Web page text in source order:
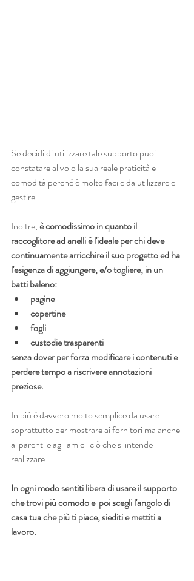
Se decidi di utilizzare tale supporto puoi
constatare al volo la sua reale praticità e
comodità perché è molto facile da utilizzare e
gestire.
Inoltre, è comodissimo in quanto il
raccoglitore ad anelli è l'ideale per chi deve
continuamente arricchire il suo progetto ed ha
l'esigenza di aggiungere, e/o togliere, in un
batti baleno:
pagine
copertine
fogli
custodie trasparenti
senza dover per forza modificare i contenuti e
perdere tempo a riscrivere annotazioni
preziose.
In più è davvero molto semplice da usare
soprattutto per mostrare ai fornitori ma anche
ai parenti e agli amici  ciò che si intende
realizzare.
In ogni modo sentiti libera di usare il supporto
che trovi più comodo e  poi scegli l'angolo di
casa tua che più ti piace, siediti e mettiti a
lavoro.